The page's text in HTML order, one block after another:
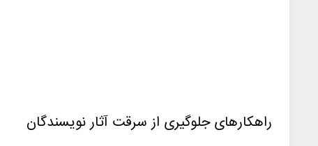
راهکارهای جلوگیری از سرقت آثار نویسندگان